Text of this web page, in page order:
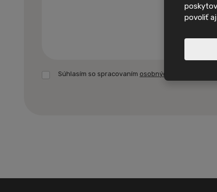
Súhlasím so spracovaním osobných údajov.
povoliť